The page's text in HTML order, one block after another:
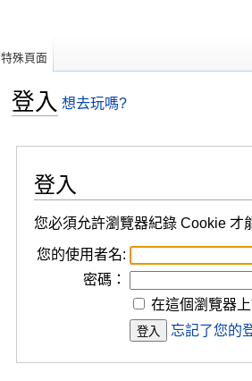
登入 想去玩嗎?
登入
您必須允許瀏覽器紀錄 Cookie 才
您的使用者名:
密碼：
在這個瀏覽器
忘記了您的
特殊頁面